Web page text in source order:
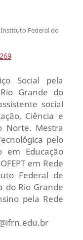
Instituto Federal do
Social pela
Grande do
social
Ciência e
Norte. Mestra
pelo
em Educação
em Rede
Federal de
do Rio Grande
pela Rede